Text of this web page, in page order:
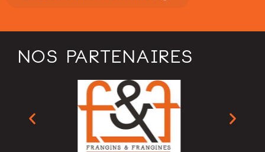
NOS PARTENAIRES